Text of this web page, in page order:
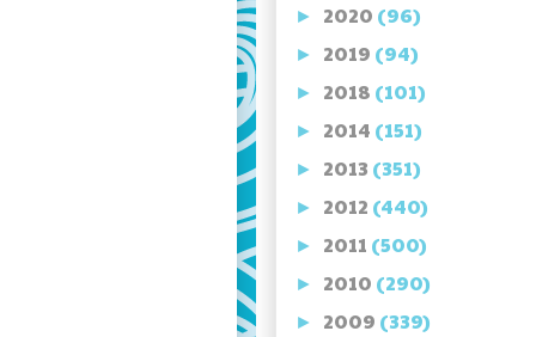
► 2020 (96)
► 2019 (94)
► 2018 (101)
► 2014 (151)
► 2013 (351)
► 2012 (440)
► 2011 (500)
► 2010 (290)
► 2009 (339)